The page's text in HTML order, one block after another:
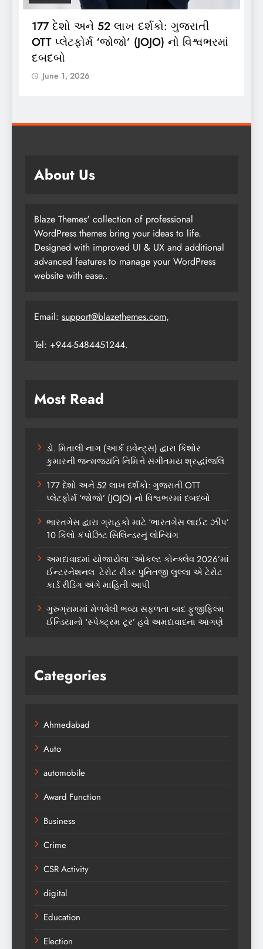
અને 52 લાખ દર્શકો: ગુજરાતી
‘જોજો’ (JOJO) નો વિશ્વભરમાં
ભારતગેસ
લાઈટ ઝીપ’ 10
About Us
Blaze Themes' collection of professional
WordPress themes bring your ideas to life.
Designed with improved UI & UX and additional
advanced features to manage your WordPress
website with ease..
Email: support@blazethemes.com,
Tel: +944-5484451244.
Most Read
ડો. મિતાલી નાગ (આર્ક ઇવેન્ટ્સ) દ્વારા કિશોર
કુમારની જન્મજયંતિ નિમિત્તે સંગીતમય શ્રદ્ધાંજલિ
177 દેશો અને 52 લાખ દર્શકો: ગુજરાતી OTT
પ્લેટફોર્મ ‘જોજો’ (JOJO) નો વિશ્વભરમાં દબદબો
ભારતગેસ દ્વારા ગ્રાહકો માટે ‘ભારતગેસ લાઈટ ઝીપ’
10 કિલો કંપોઝિટ સિલિન્ડરનું લોન્ચિંગ
અમદાવાદમાં યોજાયેલા ‘ઓકલ્ટ કોન્ક્લેવ 2026’માં
ઈન્ટરનેશનલ ટેરોટ રીડર પુનિતજી લુલ્લા એ ટેરોટ
કાર્ડ રીડિંગ અંગે માહિતી આપી
ગુરુગ્રામમાં મેળવેલી ભવ્ય સફળતા બાદ ફુજીફિલ્મ
ઈન્ડિયાનો ‘સ્પેક્ટ્રમ ટૂર’ હવે અમદાવાદના આંગણે
Categories
Ahmedabad
Auto
automobile
Award Function
Business
Crime
CSR Activity
digital
Education
Election